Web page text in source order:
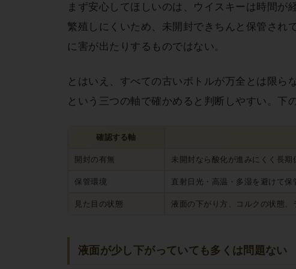
まず安心してほしいのは、ウイスキーは時間
繁殖しにくいため、未開封できちんと保管さ
に害が出たりするものではない。
とはいえ、すべての古いボトルが万全とは限ら
という三つの軸で確かめると判断しやすい。下
確認する軸
開封の有無 未開封なら酸化が進みにくく長期
保管環境 直射日光・高温・多湿を避けて
見た目の状態 液面の下がり方、コルクの状態、
液面が少し下がっていても多くは問題ない